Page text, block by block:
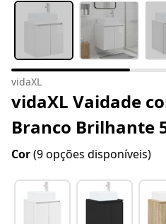
vidaXL
vidaXL Vaidade
Branco Brilhante
Cor(9 opções disponíveis)